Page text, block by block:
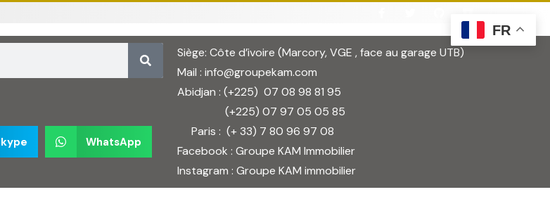
WhatsApp
Siège: Côte d’ivoire (Marcory, VGE , face au garage UTB)
Mail : info@groupekam.com
Abidjan : (+225) 07 08 98 81 95
(+225) 07 97 05 05 85
Paris : (+ 33) 7 80 96 97 08
Facebook : Groupe KAM Immobilier
Instagram : Groupe KAM immobilier
FR